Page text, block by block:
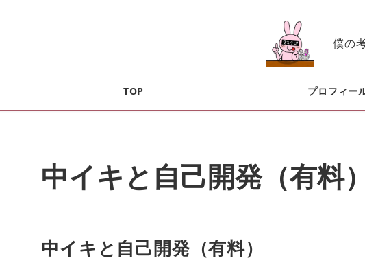
僕の
TOP プロフィー
中イキと自己開発（有料）
中イキと自己開発（有料）